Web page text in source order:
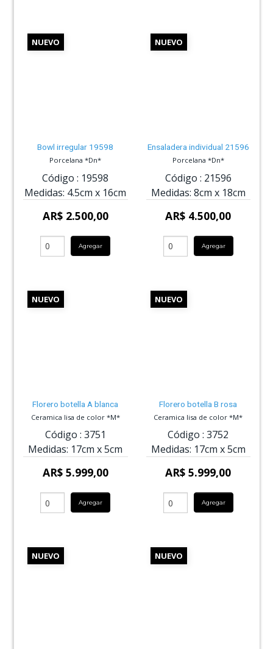
NUEVO
Bowl irregular 19598
Porcelana *Dn*
Código : 19598
Medidas: 4.5cm x 16cm
AR$ 2.500,00
Agregar
NUEVO
Ensaladera individual 21596
Porcelana *Dn*
Código : 21596
Medidas: 8cm x 18cm
AR$ 4.500,00
Agregar
NUEVO
Florero botella A blanca
Ceramica lisa de color *M*
Código : 3751
Medidas: 17cm x5cm
AR$ 5.999,00
Agregar
NUEVO
Florero botella B rosa
Ceramica lisa de color *M*
Código : 3752
Medidas: 17cm x5cm
AR$ 5.999,00
Agregar
NUEVO NUEVO